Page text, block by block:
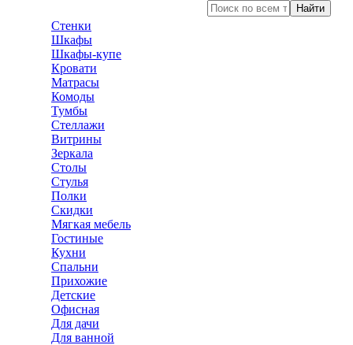
Найти
Стенки
Шкафы
Шкафы-купе
Кровати
Матрасы
Комоды
Тумбы
Стеллажи
Витрины
Зеркала
Столы
Стулья
Полки
Скидки
Мягкая мебель
Гостиные
Кухни
Спальни
Прихожие
Детские
Офисная
Для дачи
Для ванной